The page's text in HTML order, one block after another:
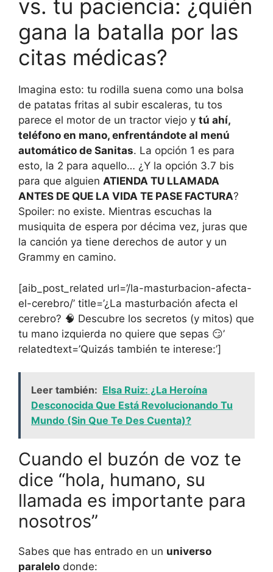
vs. tu paciencia: ¿quién
gana la batalla por las
citas médicas?
Imagina esto: tu rodilla suena como una bolsa
de patatas fritas al subir escaleras, tu tos
parece el motor de un tractor viejo y tú ahí,
teléfono en mano, enfrentándote al menú
automático de Sanitas. La opción 1 es para
esto, la 2 para aquello… ¿Y la opción 3.7 bis
para que alguien ATIENDA TU LLAMADA
ANTES DE QUE LA VIDA TE PASE FACTURA?
Spoiler: no existe. Mientras escuchas la
musiquita de espera por décima vez, juras que
la canción ya tiene derechos de autor y un
Grammy en camino.
[aib_post_related url=’/la-masturbacion-afecta-
el-cerebro/’ title=’¿La masturbación afecta el
cerebro? 🧠 Descubre los secretos (y mitos) que
tu mano izquierda no quiere que sepas 😏’
relatedtext=’Quizás también te interese:’]
Leer también: Elsa Ruiz: ¿La Heroína
Desconocida Que Está Revolucionando Tu
Mundo (Sin Que Te Des Cuenta)?
Cuando el buzón de voz te
dice “hola, humano, su
llamada es importante para
nosotros”
Sabes que has entrado en un universo
paralelo donde: